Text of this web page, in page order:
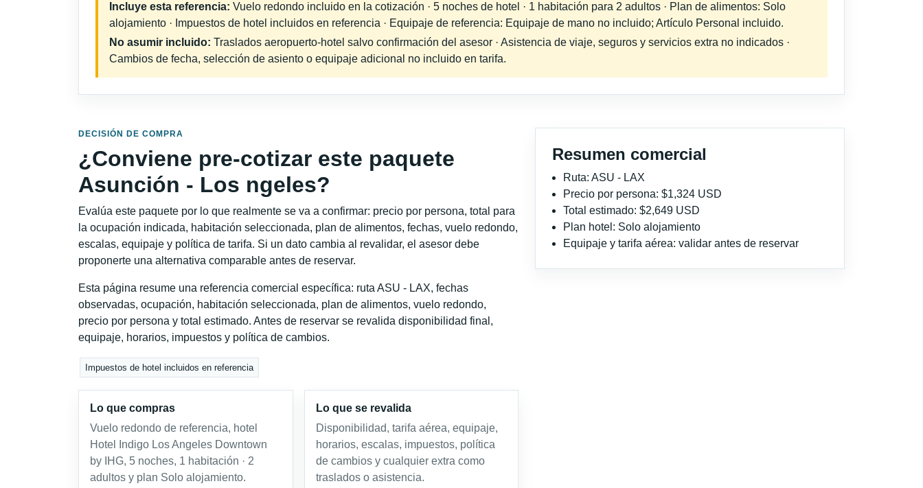
Incluye esta referencia: Vuelo redondo incluido en la cotización · 5 noches de hotel · 1 habitación para 2 adultos · Plan de alimentos: Solo
alojamiento · Impuestos de hotel incluidos en referencia · Equipaje de referencia: Equipaje de mano no incluido; Artículo Personal incluido.
No asumir incluido: Traslados aeropuerto-hotel salvo confirmación del asesor · Asistencia de viaje, seguros y servicios extra no indicados ·
Cambios de fecha, selección de asiento o equipaje adicional no incluido en tarifa.
DECISIÓN DE COMPRA
¿Conviene pre-cotizar este paquete
Asunción - Los ngeles?
Evalúa este paquete por lo que realmente se va a confirmar: precio por persona, total para
la ocupación indicada, habitación seleccionada, plan de alimentos, fechas, vuelo redondo,
escalas, equipaje y política de tarifa. Si un dato cambia al revalidar, el asesor debe
proponerte una alternativa comparable antes de reservar.
Esta página resume una referencia comercial específica: ruta ASU - LAX, fechas
observadas, ocupación, habitación seleccionada, plan de alimentos, vuelo redondo,
precio por persona y total estimado. Antes de reservar se revalida disponibilidad final,
equipaje, horarios, impuestos y política de cambios.
Impuestos de hotel incluidos en referencia
Lo que compras
Vuelo redondo de referencia, hotel
Hotel Indigo Los Angeles Downtown
by IHG, 5 noches, 1 habitación · 2
adultos y plan Solo alojamiento.
Lo que se revalida
Disponibilidad, tarifa aérea, equipaje,
horarios, escalas, impuestos, política
de cambios y cualquier extra como
traslados o asistencia.
Resumen comercial
Ruta: ASU - LAX
Precio por persona: $1,324 USD
Total estimado: $2,649 USD
Plan hotel: Solo alojamiento
Equipaje y tarifa aérea: validar antes de reservar